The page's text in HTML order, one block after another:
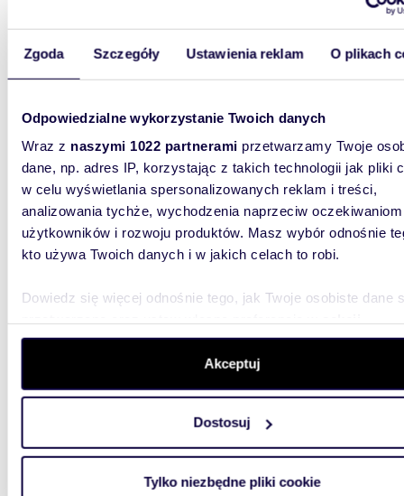
Zgoda Szczegóły Ustawienia reklam O plikach
Odpowiedzialne wykorzystanie Twoich danych
Wraz z naszymi 1022 partnerami przetwarzamy Twoje
dane, np. adres IP, korzystając z takich technologii jak pliki
w celu wyświetlania spersonalizowanych reklam i treści,
analizowania tychże, wychodzenia naprzeciw oczekiwaniom
użytkowników i rozwoju produktów. Masz wybór odnośnie
kto używa Twoich danych i w jakich celach to robi.
Dowiedz się więcej odnośnie tego, jak Twoje osobiste dane
szczegółów. W Deklaracji plików cookie możesz zmienić
wycofać swoją zgodę w dowolnej chwili.
aby oferować funkcje społecznościowe i analizować ruch w
witrynie. Informacje o tym, jak korzystasz z naszej witryny,
analitycznym. Partnerzy mogą połączyć te informacje z
Akceptuj
Dostosuj
Tylko niezbędne pliki cookie
Przestronne biuro 35 m² z klimatyzacją w
3
Do
ul.